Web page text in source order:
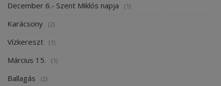
December 6.- Szent Miklós napja (1)
Karácsony (2)
Vízkereszt (1)
Március 15. (1)
Ballagás (2)